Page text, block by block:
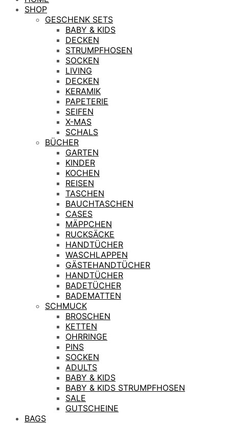
SHOP
GESCHENK SETS
BABY & KIDS
DECKEN
STRUMPFHOSEN
SOCKEN
LIVING
DECKEN
KERAMIK
PAPETERIE
SEIFEN
X-MAS
SCHALS
BÜCHER
GARTEN
KINDER
KOCHEN
REISEN
TASCHEN
BAUCHTASCHEN
CASES
MÄPPCHEN
RUCKSÄCKE
HANDTÜCHER
WASCHLAPPEN
GÄSTEHANDTÜCHER
HANDTÜCHER
BADETÜCHER
BADEMATTEN
SCHMUCK
BROSCHEN
KETTEN
OHRRINGE
PINS
SOCKEN
ADULTS
BABY & KIDS
BABY & KIDS STRUMPFHOSEN
SALE
GUTSCHEINE
BAGS